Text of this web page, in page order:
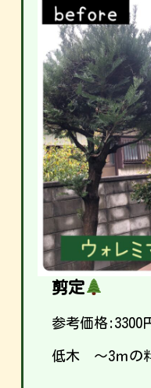
剪定
参考価格:3300
低木 ～3ｍの